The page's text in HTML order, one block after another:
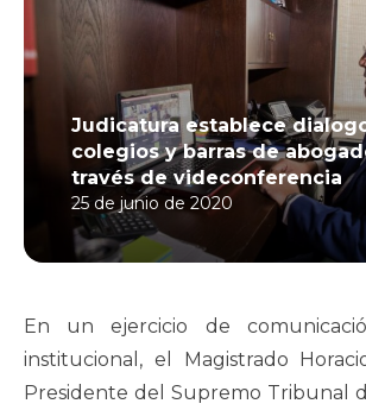
Judicatura establece
colegios y barras de
través de videconferencia
25 de junio de 2020
En un ejercicio de
institucional, el Magistrado
Presidente del Supremo Tribunal